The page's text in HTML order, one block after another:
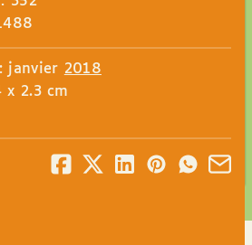
janvier 2018
x 2.3 cm